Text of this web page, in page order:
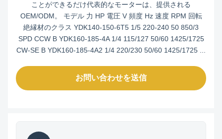
ことができるだけ代表的なモーターは、提供される
OEM/ODM。 モデル 力 HP 電圧 V 頻度 Hz 速度 RPM 回転
絶縁材のクラス YDK140-150-6T5 1/5 220-240 50 850/3
SPD CCW B YDK160-185-4A 1/4 115/127 50/60 1425/1725
CW-SE B YDK160-185-4A2 1/4 220/230 50/60 1425/1725 ...
お問い合わせを送信